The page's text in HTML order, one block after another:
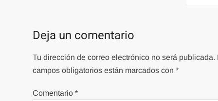
Deja un comentario
Tu dirección de correo electrónico no será publicada.
campos obligatorios están marcados con*
Comentario*